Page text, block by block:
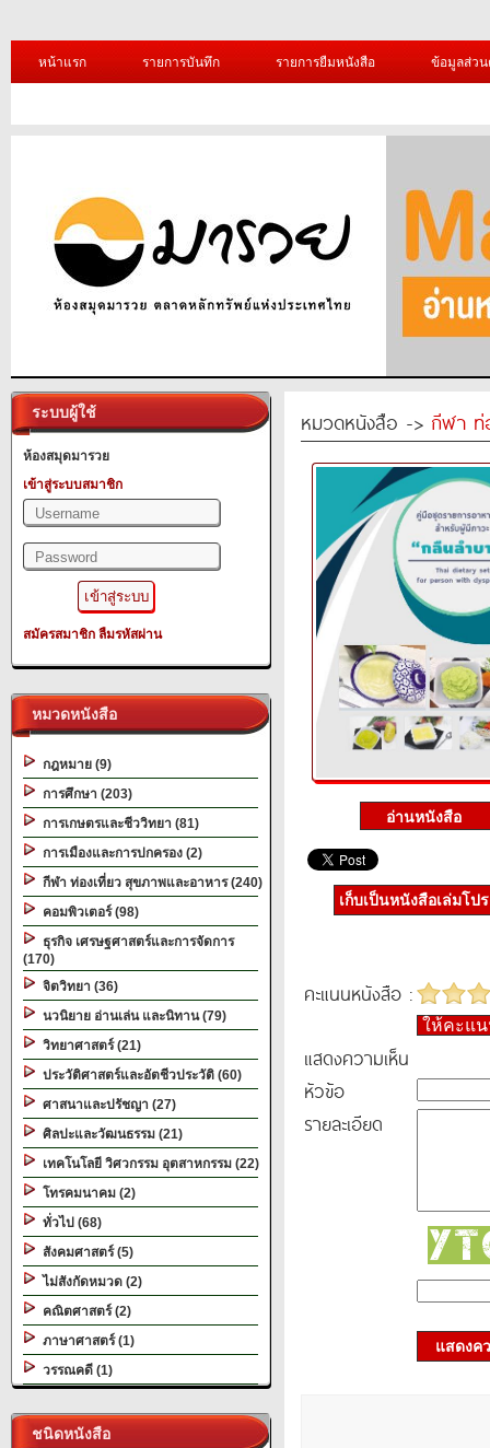
หน้าแรก รายการบันทึก รายการยืมหนังสือ ข้อมูลส่ว
ระบบผู้ใช้
ห้องสมุดมารวย
เข้าสู่ระบบสมาชิก
สมัครสมาชิก ลืมรหัสผ่าน
หมวดหนังสือ
กฎหมาย (9)
การศึกษา (203)
การเกษตรและชีววิทยา (81)
การเมืองและการปกครอง (2)
กีฬา ท่องเที่ยว สุขภาพและอาหาร (240)
คอมพิวเตอร์ (98)
ธุรกิจ เศรษฐศาสตร์และการจัดการ
(170)
จิตวิทยา (36)
นวนิยาย อ่านเล่น และนิทาน (79)
วิทยาศาสตร์ (21)
ประวัติศาสตร์และอัตชีวประวัติ (60)
ศาสนาและปรัชญา (27)
ศิลปะและวัฒนธรรม (21)
เทคโนโลยี วิศวกรรม อุตสาหกรรม (22)
โทรคมนาคม (2)
ทั่วไป (68)
สังคมศาสตร์ (5)
ไม่สังกัดหมวด (2)
คณิตศาสตร์ (2)
ภาษาศาสตร์ (1)
วรรณคดี (1)
ชนิดหนังสือ
หมวดหนังสือ -> กีฬา ท่
เก็บเป็นหนังสือเล่มโป
คะแนนหนังสือ :
ให้คะแ
แสดงความเห็น
หัวข้อ
รายละเอียด
แสดงค